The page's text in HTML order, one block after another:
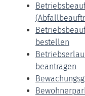
bestellen
beantragen